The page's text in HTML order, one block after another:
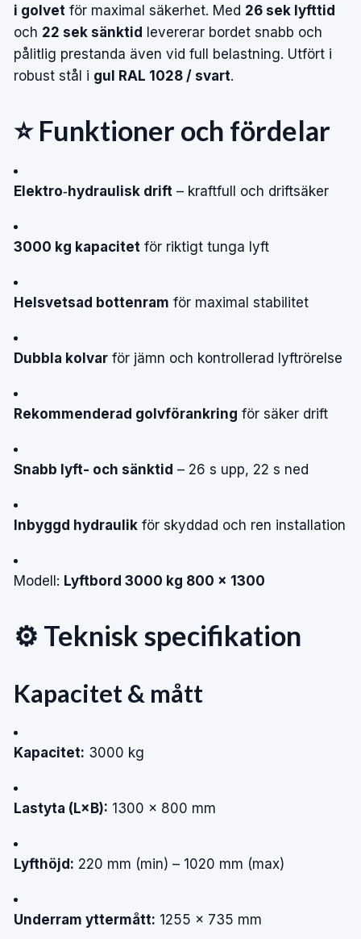
i golvet för maximal säkerhet. Med 26 sek lyfttid
och 22 sek sänktid levererar bordet snabb och
pålitlig prestanda även vid full belastning. Utfört i
robust stål i gul RAL 1028 / svart.
⭐ Funktioner och fördelar
Elektro‑hydraulisk drift – kraftfull och driftsäker
3000 kg kapacitet för riktigt tunga lyft
Helsvetsad bottenram för maximal stabilitet
Dubbla kolvar för jämn och kontrollerad lyftrörelse
Rekommenderad golvförankring för säker drift
Snabb lyft- och sänktid – 26 s upp, 22 s ned
Inbyggd hydraulik för skyddad och ren installation
Modell: Lyftbord 3000 kg 800 × 1300
⚙️ Teknisk specifikation
Kapacitet & mått
Kapacitet: 3000 kg
Lastyta (L×B): 1300 × 800 mm
Lyfthöjd: 220 mm (min) – 1020 mm (max)
Underram yttermått: 1255 × 735 mm